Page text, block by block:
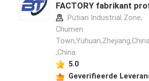
FACTORY fabrikant
Putian Industrial Zone,
Chumen
Town,Yuhuan,Zhejiang,China
,China
5.0
Geverifieerde